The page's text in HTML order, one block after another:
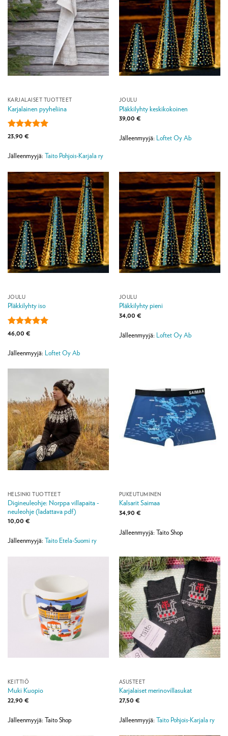
KARJALAISET TUOTTEET
Karjalainen pyyheliina
Arvostelu
/ 5
23,90 €
Jälleenmyyjä: Taito Pohjois-Karjala ry
JOULU
Pläkkilyhty keskikokoinen
39,00 €
Jälleenmyyjä: Loftet Oy Ab
JOULU
Pläkkilyhty iso
Arvostelu
/ 5
46,00 €
Jälleenmyyjä: Loftet Oy Ab
JOULU
Pläkkilyhty pieni
34,00 €
Jälleenmyyjä: Loftet Oy Ab
HELSINKI TUOTTEET
Digineuleohje: Norppa villapaita -
neuleohje (ladattava pdf)
10,00 €
Jälleenmyyjä: Taito Etela-Suomi ry
PUKEUTUMINEN
Kalsarit Saimaa
34,90 €
Jälleenmyyjä: Taito Shop
KEITTIÖ
Muki Kuopio
22,90 €
Jälleenmyyjä: Taito Shop
ASUSTEET
Karjalaiset merinovillasukat
27,50 €
Jälleenmyyjä: Taito Pohjois-Karjala ry